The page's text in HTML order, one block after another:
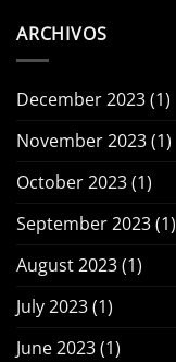
ARCHIVOS
December 2023(1)
November 2023(1)
October 2023(1)
September 2023(1)
August 2023(1)
July 2023(1)
June 2023(1)